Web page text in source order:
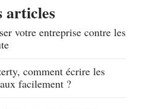
articles
votre entreprise contre les
comment écrire les
facilement ?